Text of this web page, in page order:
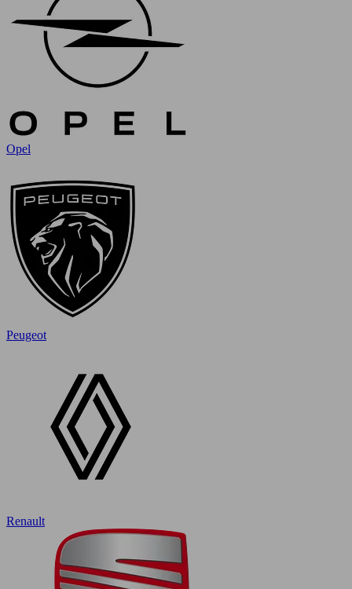
Opel
Peugeot
Renault